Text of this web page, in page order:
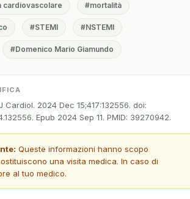
cardiovascolare #mortalità
#STEMI #NSTEMI
#Domenico Mario Giamundo
Cardiol. 2024 Dec 15;417:132556. doi:
Epub 2024 Sep 11. PMID: 39270942.
Queste informazioni hanno scopo
una visita medica. In caso di
al tuo medico.